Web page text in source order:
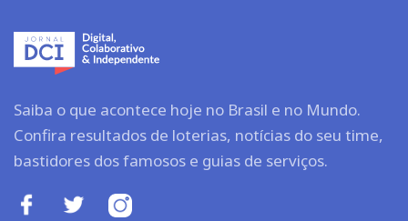
Saiba o que acontece hoje no Brasil e no Mundo.
Confira resultados de loterias, notícias do seu time,
bastidores dos famosos e guias de serviços.